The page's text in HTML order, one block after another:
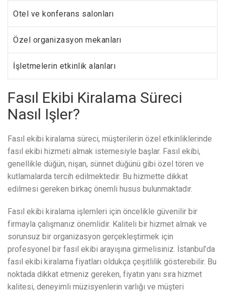
Otel ve konferans salonları
Özel organizasyon mekanları
İşletmelerin etkinlik alanları
Fasıl Ekibi Kiralama Süreci
Nasıl Işler?
Fasıl ekibi kiralama süreci, müşterilerin özel etkinliklerinde
fasıl ekibi hizmeti almak istemesiyle başlar. Fasıl ekibi,
genellikle düğün, nişan, sünnet düğünü gibi özel tören ve
kutlamalarda tercih edilmektedir. Bu hizmette dikkat
edilmesi gereken birkaç önemli husus bulunmaktadır.
Fasıl ekibi kiralama işlemleri için öncelikle güvenilir bir
firmayla çalışmanız önemlidir. Kaliteli bir hizmet almak ve
sorunsuz bir organizasyon gerçekleştirmek için
profesyonel bir fasıl ekibi arayışına girmelisiniz. İstanbul’da
fasıl ekibi kiralama fiyatları oldukça çeşitlilik gösterebilir. Bu
noktada dikkat etmeniz gereken, fiyatın yanı sıra hizmet
kalitesi, deneyimli müzisyenlerin varlığı ve müşteri